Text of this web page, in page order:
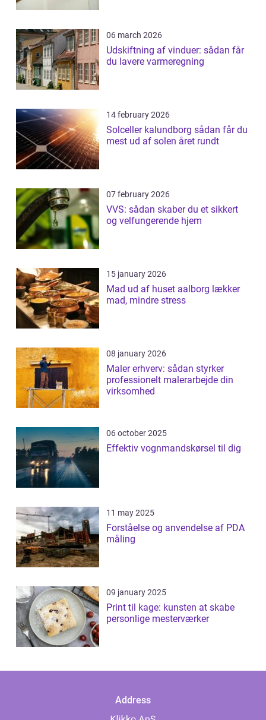
06 march 2026
Udskiftning af vinduer: sådan får
du lavere varmeregning
14 february 2026
Solceller kalundborg sådan får du
mest ud af solen året rundt
07 february 2026
VVS: sådan skaber du et sikkert
og velfungerende hjem
15 january 2026
Mad ud af huset aalborg lækker
mad, mindre stress
08 january 2026
Maler erhverv: sådan styrker
professionelt malerarbejde din
virksomhed
06 october 2025
Effektiv vognmandskørsel til dig
11 may 2025
Forståelse og anvendelse af PDA
måling
09 january 2025
Print til kage: kunsten at skabe
personlige mesterværker
Address